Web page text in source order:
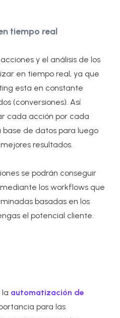
tiempo real
y el análisis de los
en tiempo real, ya que
esta en constante
(conversiones). Así
cada acción por cada
de datos para luego
resultados.
se podrán conseguir
los workflows que
basadas en los
el potencial cliente.
la automatización de
para las